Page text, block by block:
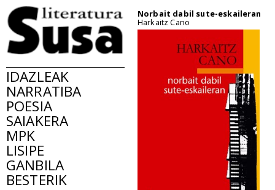
IDAZLEAK
NARRATIBA
POESIA
SAIAKERA
MPK
LISIPE
GANBILA
BESTERIK
Norbait dabil sute-eskaileran
Harkaitz Cano